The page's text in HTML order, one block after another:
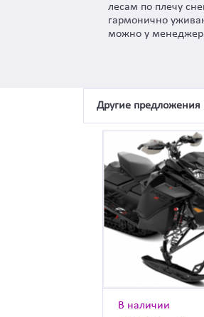
лесам по плечу
гармонично
можно у
Другие предложения
В наличии